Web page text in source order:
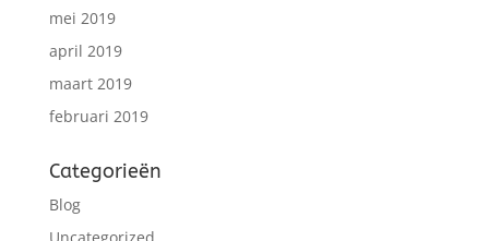
mei 2019
april 2019
maart 2019
februari 2019
Categorieën
Blog